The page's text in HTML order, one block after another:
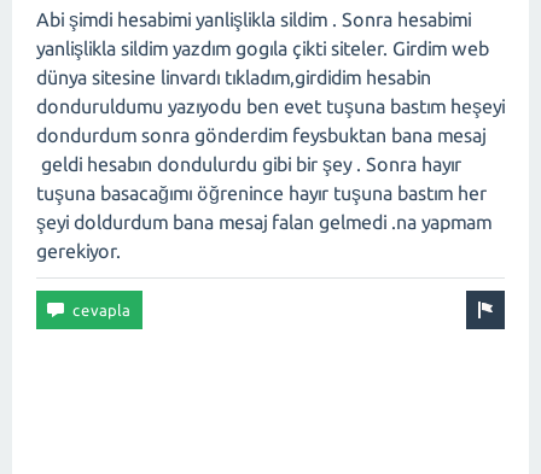
Abi şimdi hesabimi yanlişlikla sildim . Sonra hesabimi
yanlişlikla sildim yazdım gogıla çikti siteler. Girdim web
dünya sitesine linvardı tıkladım,girdidim hesabin
donduruldumu yazıyodu ben evet tuşuna bastım heşeyi
dondurdum sonra gönderdim feysbuktan bana mesaj
geldi hesabın dondulurdu gibi bir şey . Sonra hayır
tuşuna basacağımı öğrenince hayır tuşuna bastım her
şeyi doldurdum bana mesaj falan gelmedi .na yapmam
gerekiyor.